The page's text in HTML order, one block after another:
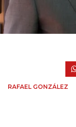
RAFAEL GONZÁLEZ